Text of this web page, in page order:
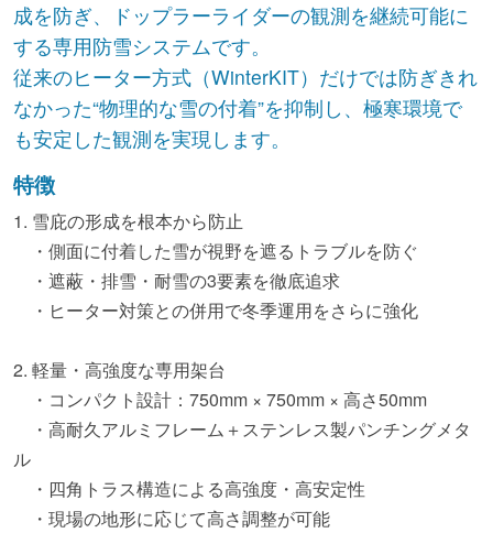
成を防ぎ、ドップラーライダーの観測を継続可能に
する専用防雪システムです。
従来のヒーター方式（WinterKIT）だけでは防ぎきれ
なかった“物理的な雪の付着”を抑制し、極寒環境で
も安定した観測を実現します。
特徴
1. 雪庇の形成を根本から防止
・側面に付着した雪が視野を遮るトラブルを防ぐ
・遮蔽・排雪・耐雪の3要素を徹底追求
・ヒーター対策との併用で冬季運用をさらに強化
2. 軽量・高強度な専用架台
・コンパクト設計：750mm × 750mm × 高さ50mm
・高耐久アルミフレーム＋ステンレス製パンチングメタ
ル
・四角トラス構造による高強度・高安定性
・現場の地形に応じて高さ調整が可能